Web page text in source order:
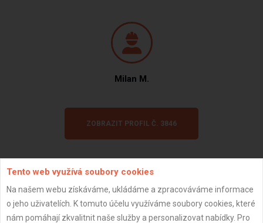
Milan M.
ZOBRAZIT PROFIL Č. 3846
Důležité informace
Tento web využívá soubory cookies
Na našem webu získáváme, ukládáme a zpracováváme informace
o jeho uživatelích. K tomuto účelu využíváme soubory cookies, které
nám pomáhají zkvalitnit naše služby a personalizovat nabídky. Pro